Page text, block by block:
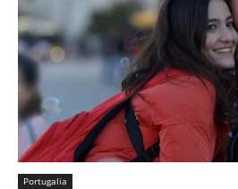
Portugalia